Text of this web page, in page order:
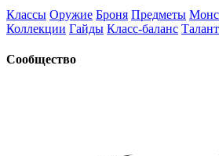
Классы Оружие Броня Предметы
Коллекции Гайды Класс-баланс
Сообщество